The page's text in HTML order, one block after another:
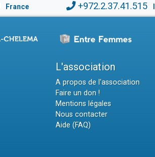
France +972.2.37.41.515
L'association
A propos de l'association
Faire un don !
Mentions légales
Nous contacter
Aide (FAQ)